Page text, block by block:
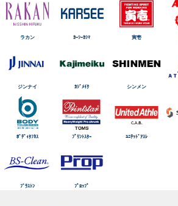
ラカン ｶｰｼｰｶｼﾏ 寅壱
ジンナイ ｶｼﾞﾒｲｸ シンメン
ﾎﾞﾃﾞｨﾀﾌﾈｽ ﾌﾟﾘﾝﾄｽﾀｰ ﾕﾆﾃｯﾄﾞｱｽﾚ
ﾌﾞﾗｽﾄﾝ ﾌﾟﾛｯﾌﾟ